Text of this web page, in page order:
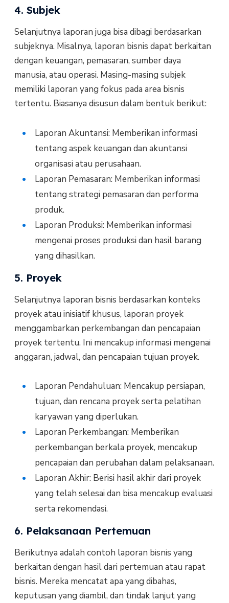
4. Subjek
Selanjutnya laporan juga bisa dibagi berdasarkan
subjeknya. Misalnya, laporan bisnis dapat berkaitan
dengan keuangan, pemasaran, sumber daya
manusia, atau operasi. Masing-masing subjek
memiliki laporan yang fokus pada area bisnis
tertentu. Biasanya disusun dalam bentuk berikut:
Laporan Akuntansi: Memberikan informasi
tentang aspek keuangan dan akuntansi
organisasi atau perusahaan.
Laporan Pemasaran: Memberikan informasi
tentang strategi pemasaran dan performa
produk.
Laporan Produksi: Memberikan informasi
mengenai proses produksi dan hasil barang
yang dihasilkan.
5. Proyek
Selanjutnya laporan bisnis berdasarkan konteks
proyek atau inisiatif khusus, laporan proyek
menggambarkan perkembangan dan pencapaian
proyek tertentu. Ini mencakup informasi mengenai
anggaran, jadwal, dan pencapaian tujuan proyek.
Laporan Pendahuluan: Mencakup persiapan,
tujuan, dan rencana proyek serta pelatihan
karyawan yang diperlukan.
Laporan Perkembangan: Memberikan
perkembangan berkala proyek, mencakup
pencapaian dan perubahan dalam pelaksanaan.
Laporan Akhir: Berisi hasil akhir dari proyek
yang telah selesai dan bisa mencakup evaluasi
serta rekomendasi.
6. Pelaksanaan Pertemuan
Berikutnya adalah contoh laporan bisnis yang
berkaitan dengan hasil dari pertemuan atau rapat
bisnis. Mereka mencatat apa yang dibahas,
keputusan yang diambil, dan tindak lanjut yang